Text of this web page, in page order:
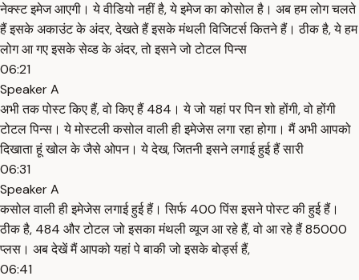
नेक्स्ट इमेज आएगी। ये वीडियो नहीं है, ये इमेज का कोसोल है। अब हम लोग चलते
हैं इसके अकाउंट के अंदर, देखते हैं इसके मंथली विजिटर्स कितने हैं। ठीक है, ये हम
लोग आ गए इसके सेव्ड के अंदर, तो इसने जो टोटल पिन्स
06:21
Speaker A
अभी तक पोस्ट किए हैं, वो किए हैं 484। ये जो यहां पर पिन शो होंगी, वो होंगी
टोटल पिन्स। ये मोस्टली कसोल वाली ही इमेजेस लगा रहा होगा। मैं अभी आपको
दिखाता हूं खोल के जैसे ओपन। ये देख, जितनी इसने लगाई हुई हैं सारी
06:31
Speaker A
कसोल वाली ही इमेजेस लगाई हुई हैं। सिर्फ 400 पिंस इसने पोस्ट की हुई हैं।
ठीक है, 484 और टोटल जो इसका मंथली व्यूज आ रहे हैं, वो आ रहे हैं 85000
प्लस। अब देखें मैं आपको यहां पे बाकी जो इसके बोर्ड्स हैं,
06:41